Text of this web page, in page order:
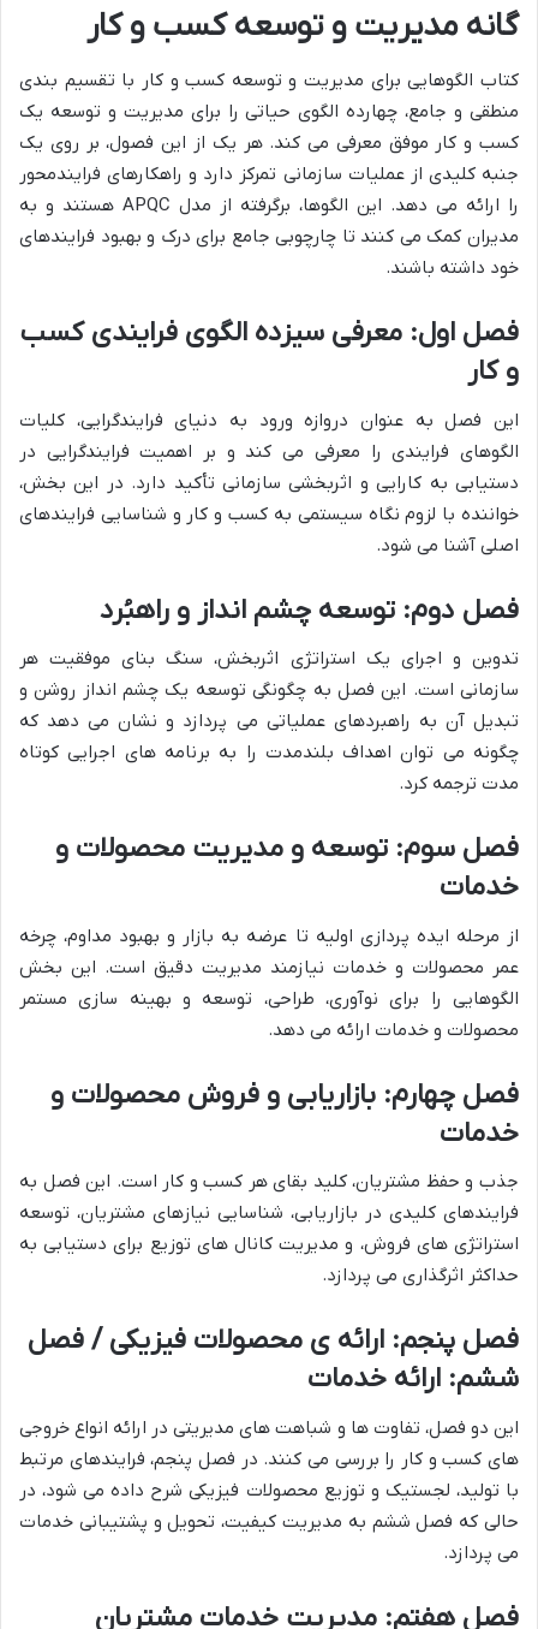
گانه مدیریت و توسعه کسب و کار
کتاب الگوهایی برای مدیریت و توسعه کسب و کار با تقسیم بندی
منطقی و جامع، چهارده الگوی حیاتی را برای مدیریت و توسعه یک
کسب و کار موفق معرفی می کند. هر یک از این فصول، بر روی یک
جنبه کلیدی از عملیات سازمانی تمرکز دارد و راهکارهای فرایندمحور
را ارائه می دهد. این الگوها، برگرفته از مدل APQC هستند و به
مدیران کمک می کنند تا چارچوبی جامع برای درک و بهبود فرایندهای
خود داشته باشند.
فصل اول: معرفی سیزده الگوی فرایندی کسب
و کار
این فصل به عنوان دروازه ورود به دنیای فرایندگرایی، کلیات
الگوهای فرایندی را معرفی می کند و بر اهمیت فرایندگرایی در
دستیابی به کارایی و اثربخشی سازمانی تأکید دارد. در این بخش،
خواننده با لزوم نگاه سیستمی به کسب و کار و شناسایی فرایندهای
اصلی آشنا می شود.
فصل دوم: توسعه چشم انداز و راهبُرد
تدوین و اجرای یک استراتژی اثربخش، سنگ بنای موفقیت هر
سازمانی است. این فصل به چگونگی توسعه یک چشم انداز روشن و
تبدیل آن به راهبردهای عملیاتی می پردازد و نشان می دهد که
چگونه می توان اهداف بلندمدت را به برنامه های اجرایی کوتاه
مدت ترجمه کرد.
فصل سوم: توسعه و مدیریت محصولات و
خدمات
از مرحله ایده پردازی اولیه تا عرضه به بازار و بهبود مداوم، چرخه
عمر محصولات و خدمات نیازمند مدیریت دقیق است. این بخش
الگوهایی را برای نوآوری، طراحی، توسعه و بهینه سازی مستمر
محصولات و خدمات ارائه می دهد.
فصل چهارم: بازاریابی و فروش محصولات و
خدمات
جذب و حفظ مشتریان، کلید بقای هر کسب و کار است. این فصل به
فرایندهای کلیدی در بازاریابی، شناسایی نیازهای مشتریان، توسعه
استراتژی های فروش، و مدیریت کانال های توزیع برای دستیابی به
حداکثر اثرگذاری می پردازد.
فصل پنجم: ارائه ی محصولات فیزیکی / فصل
ششم: ارائه خدمات
این دو فصل، تفاوت ها و شباهت های مدیریتی در ارائه انواع خروجی
های کسب و کار را بررسی می کنند. در فصل پنجم، فرایندهای مرتبط
با تولید، لجستیک و توزیع محصولات فیزیکی شرح داده می شود، در
حالی که فصل ششم به مدیریت کیفیت، تحویل و پشتیبانی خدمات
می پردازد.
فصل هفتم: مدیریت خدمات مشتریان